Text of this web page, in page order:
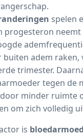
spelen
progesteron
buiten adem raken,
trimester.
tegen de
minder ruimte
om zich volledig
is